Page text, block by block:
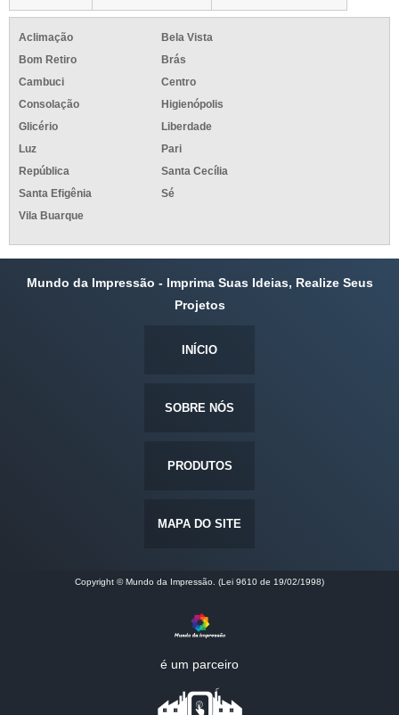
Aclimação
Bela Vista
Bom Retiro
Brás
Cambuci
Centro
Consolação
Higienópolis
Glicério
Liberdade
Luz
Pari
República
Santa Cecília
Santa Efigênia
Sé
Vila Buarque
Mundo da Impressão - Imprima Suas Ideias, Realize Seus
Projetos
INÍCIO
SOBRE NÓS
PRODUTOS
MAPA DO SITE
Copyright © Mundo da Impressão. (Lei 9610 de 19/02/1998)
é um parceiro